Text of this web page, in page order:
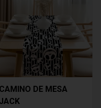
CAMINO DE MESA
JACK